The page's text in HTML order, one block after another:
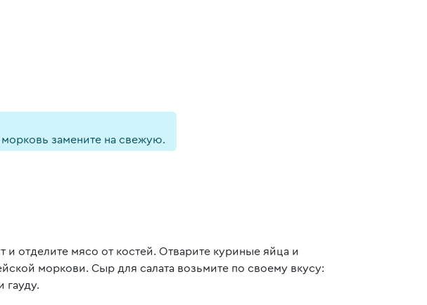
замените на свежую.
и отделите мясо от костей. Отварите куриные яйца и
моркови. Сыр для салата возьмите по своему вкусу:
гауду.